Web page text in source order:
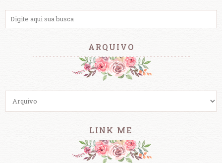
ARQUIVO
LINK ME